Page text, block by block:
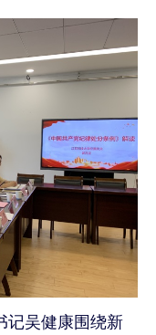
记吴健康围绕新